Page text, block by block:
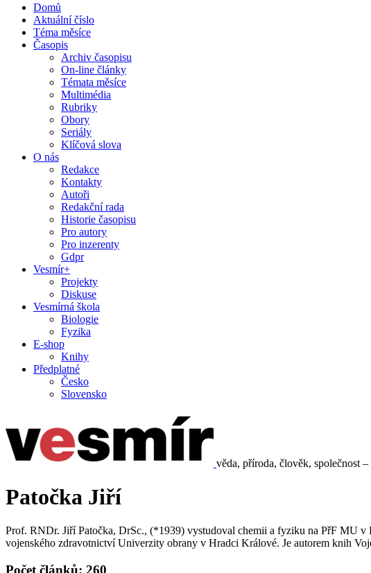
Domů
Aktuální číslo
Téma měsíce
Časopis
Archiv časopisu
On-line články
Témata měsíce
Multimédia
Rubriky
Obory
Seriály
Klíčová slova
O nás
Redakce
Kontakty
Autoři
Redakční rada
Historie časopisu
Pro autory
Pro inzerenty
Gdpr
Vesmír+
Projekty
Diskuse
Vesmírná škola
Biologie
Fyzika
E-shop
Knihy
Předplatné
Česko
Slovensko
věda, příroda, člověk, společnost
Patočka Jiří
Prof. RNDr. Jiří Patočka, DrSc., (*1939) vystudoval chemii a fyziku na PřF MU
vojenského zdravotnictví Univerzity obrany v Hradci Králové. Je autorem knih
Počet článků: 260